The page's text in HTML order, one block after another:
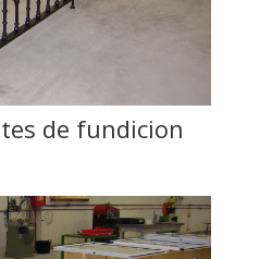
de fundicion